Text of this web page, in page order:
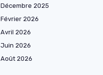
Décembre 2025
Février 2026
Avril 2026
Juin 2026
Août 2026